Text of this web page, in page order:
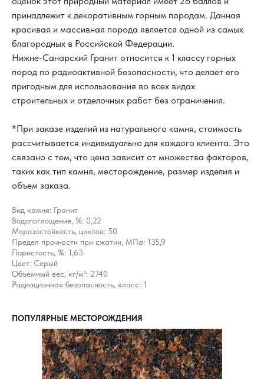
принадлежит к декоративным горным породам. Данная
красивая и массивная порода является одной из самых
благородных в Российской Федерации.
Нижне-Санарский Гранит относится к 1 классу горных
пород по радиоактивной безопасности, что делает его
пригодным для использования во всех видах
строительных и отделочных работ без ограничения.
*При заказе изделий из натурального камня, стоимость
рассчитывается индивидуально для каждого клиента. Это
связано с тем, что цена зависит от множества факторов,
таких как тип камня, месторождение, размер изделия и
объем заказа.
Вид камня: Гранит
Водопоглощение, %: 0,22
Морозостойкость, циклов: 50
Предел прочности при сжатии, МПа: 135,9
Пористость, %: 1,63
Цвет: Серый
Объемный вес, кг/м³: 2740
Радиационная безопасность, класс: 1
ПОПУЛЯРНЫЕ МЕСТОРОЖДЕНИЯ
КАК С НАМИ
СВЯЗАТЬСЯ?
8 800 302-18-08